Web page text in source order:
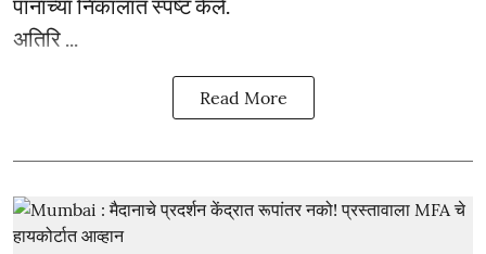
अतिरि ...
Read More